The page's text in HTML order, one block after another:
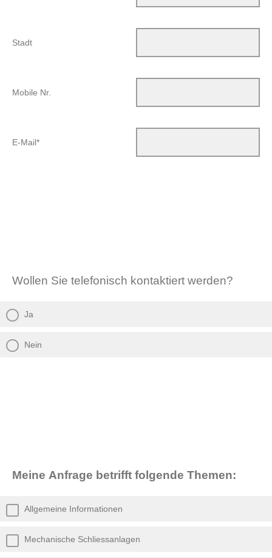
Stadt
Mobile Nr.
E-Mail*
Wollen Sie telefonisch kontaktiert werden?
Ja
Nein
Meine Anfrage betrifft folgende Themen:
Allgemeine Informationen
Mechanische Schliessanlagen